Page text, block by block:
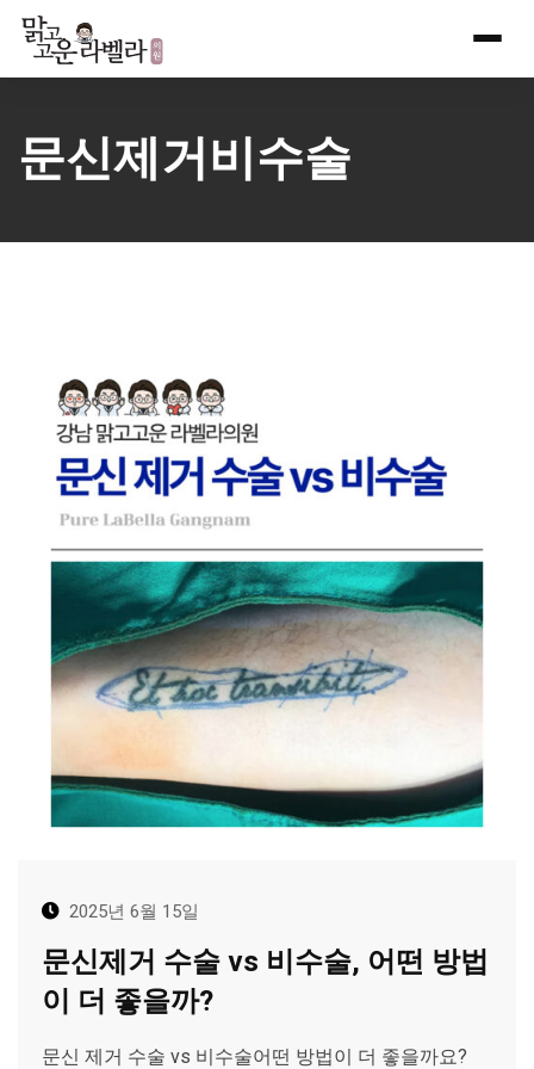
Skip
content
문신제거비수술
2025년 6월 15일
문신제거 수술 vs 비수술, 어떤 방법
이 더 좋을까?
문신 제거 수술 vs 비수술어떤 방법이 더 좋을까요?